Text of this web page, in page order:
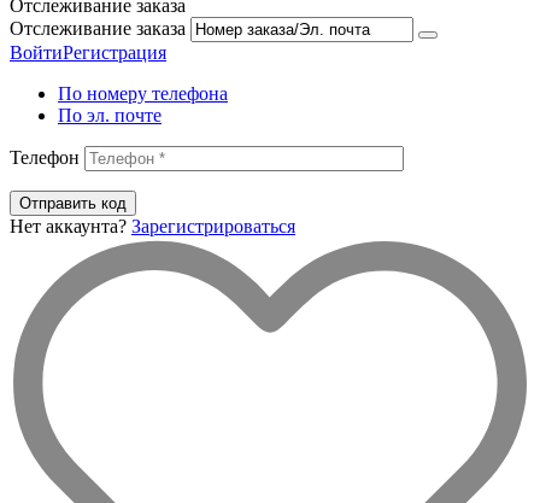
Отслеживание заказа
Отслеживание заказа
ВойтиРегистрация
По номеру телефона
По эл. почте
Телефон
Отправить код
Нет аккаунта? Зарегистрироваться